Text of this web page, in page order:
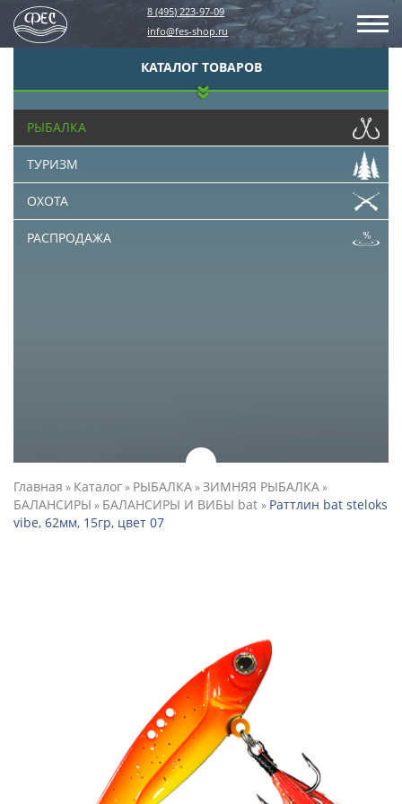
8 (495) 223-97-09
info@fes-shop.ru
КАТАЛОГ ТОВАРОВ
РЫБАЛКА
ТУРИЗМ
ОХОТА
РАСПРОДАЖА
Главная » Каталог» РЫБАЛКА»ЗИМНЯЯ РЫБАЛКА»
БАЛАНСИРЫ » БАЛАНСИРЫ И ВИБЫ bat » Раттлин bat steloks
vibe, 62мм, 15гр, цвет 07